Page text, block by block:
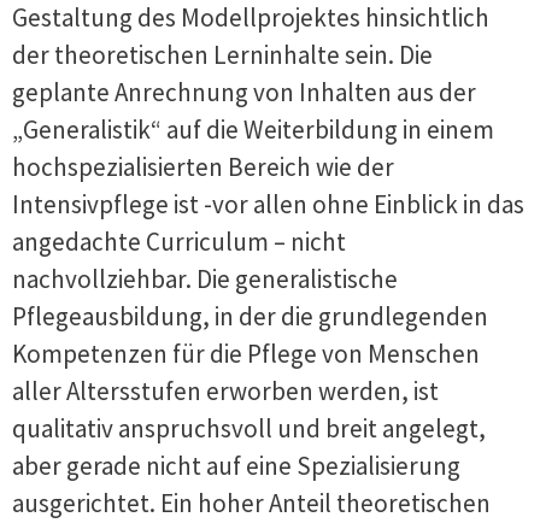
Gestaltung des Modellprojektes hinsichtlich
der theoretischen Lerninhalte sein. Die
geplante Anrechnung von Inhalten aus der
„Generalistik“ auf die Weiterbildung in einem
hochspezialisierten Bereich wie der
Intensivpflege ist -vor allen ohne Einblick in das
angedachte Curriculum – nicht
nachvollziehbar. Die generalistische
Pflegeausbildung, in der die grundlegenden
Kompetenzen für die Pflege von Menschen
aller Altersstufen erworben werden, ist
qualitativ anspruchsvoll und breit angelegt,
aber gerade nicht auf eine Spezialisierung
ausgerichtet. Ein hoher Anteil theoretischen